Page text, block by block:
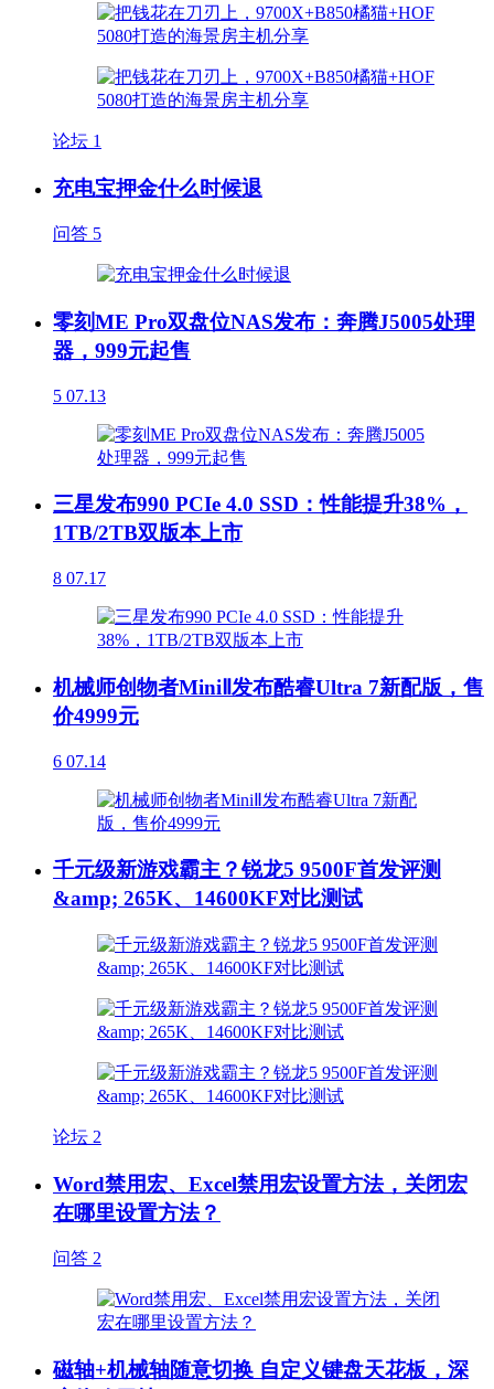
论坛 1
充电宝押金什么时候退
问答 5
零刻ME Pro双盘位NAS发布：奔腾J5005处理
器，999元起售
5 07.13
三星发布990 PCIe 4.0 SSD：性能提升38%，
1TB/2TB双版本上市
8 07.17
机械师创物者MiniⅡ发布酷睿Ultra 7新配版，售
价4999元
6 07.14
千元级新游戏霸主？锐龙5 9500F首发评测
&amp; 265K、14600KF对比测试
论坛 2
Word禁用宏、Excel禁用宏设置方法，关闭宏
在哪里设置方法？
问答 2
磁轴+机械轴随意切换 自定义键盘天花板，深